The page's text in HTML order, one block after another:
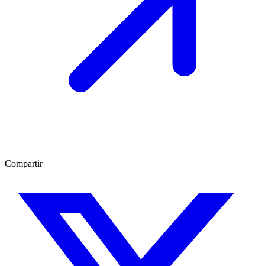
Compartir